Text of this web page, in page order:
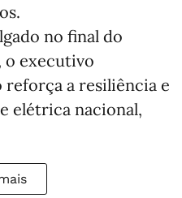
no final do
o executivo
reforça a resiliência e
elétrica nacional,